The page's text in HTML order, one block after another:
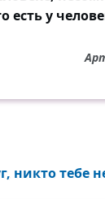
есть у
никто тебе